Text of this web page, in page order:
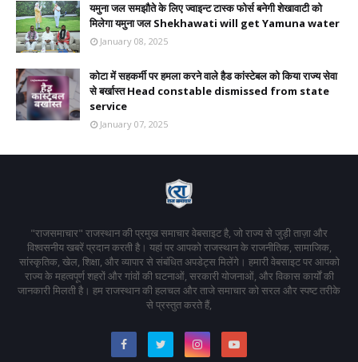
यमुना जल समझौते के लिए ज्वाइन्ट टास्क फोर्स बनेगी शेखावाटी को
मिलेगा यमुना जल Shekhawati will get Yamuna water
January 08, 2025
कोटा में सहकर्मी पर हमला करने वाले हैड कांस्टेबल को किया राज्य सेवा
से बर्खास्त Head constable dismissed from state
service
January 07, 2025
"राजसमाचार" राजस्थान की प्रमुख समाचार वेबसाइट है, जो राज्य से जुड़ी ताज़ा और
विश्वसनीय खबरें प्रदान करती है। यहां पर आपको राजस्थान के राजनीतिक, सामाजिक,
सांस्कृतिक, खेल, शिक्षा, और व्यापार से संबंधित अपडेट्स मिलेंगे। हमारी वेबसाइट पर आपको
राज्य के महत्वपूर्ण शहरों और गांवों की घटनाओं, सरकारी योजनाओं, और विकास कार्यों की
जानकारी मिलती है। हम राजस्थान की हलचल और ताजे समाचार को सरल और स्पष्ट तरीके
से प्रस्तुत करते हैं,